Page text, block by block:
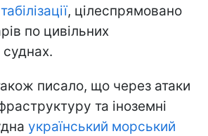
, цілеспрямовано
по цивільних
писало, що через атаки
та іноземні
український морський